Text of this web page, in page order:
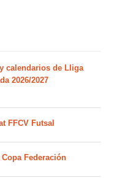
calendarios de Lliga
2026/2027
FFCV Futsal
Federación